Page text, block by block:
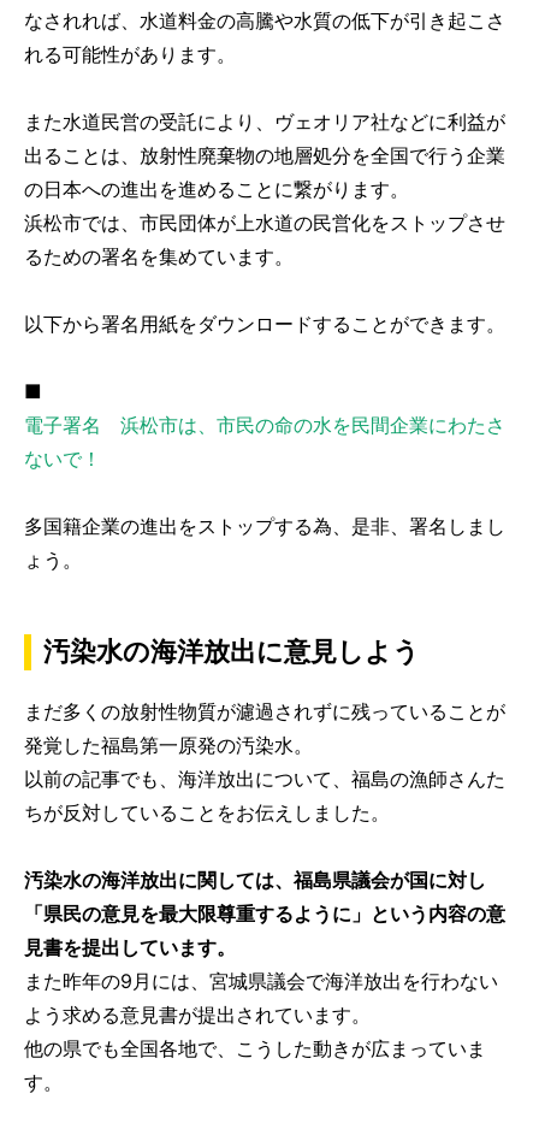
なされれば、水道料金の高騰や水質の低下が引き起こさ
れる可能性があります。
また水道民営の受託により、ヴェオリア社などに利益が
出ることは、放射性廃棄物の地層処分を全国で行う企業
の日本への進出を進めることに繋がります。
浜松市では、市民団体が上水道の民営化をストップさせ
るための署名を集めています。
以下から署名用紙をダウンロードすることができます。
■
電子署名 浜松市は、市民の命の水を民間企業にわたさ
ないで！
多国籍企業の進出をストップする為、是非、署名しまし
ょう。
汚染水の海洋放出に意見しよう
まだ多くの放射性物質が濾過されずに残っていることが
発覚した福島第一原発の汚染水。
以前の記事でも、海洋放出について、福島の漁師さんた
ちが反対していることをお伝えしました。
汚染水の海洋放出に関しては、福島県議会が国に対し
「県民の意見を最大限尊重するように」という内容の意
見書を提出しています。
また昨年の9月には、宮城県議会で海洋放出を行わない
よう求める意見書が提出されています。
他の県でも全国各地で、こうした動きが広まっていま
す。